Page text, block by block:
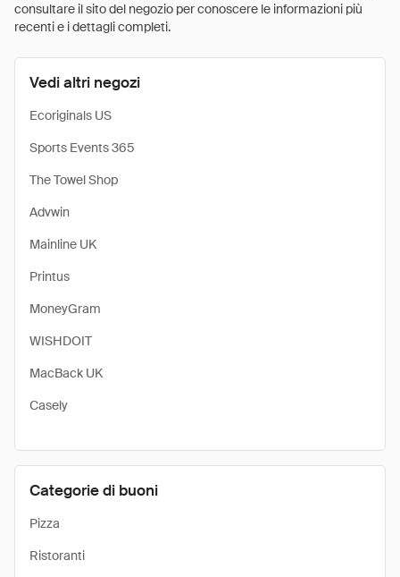
consultare il sito del negozio per conoscere le informazioni più
recenti e i dettagli completi.
Vedi altri negozi
Ecoriginals US
Sports Events 365
The Towel Shop
Advwin
Mainline UK
Printus
MoneyGram
WISHDOIT
MacBack UK
Casely
Categorie di buoni
Pizza
Ristoranti